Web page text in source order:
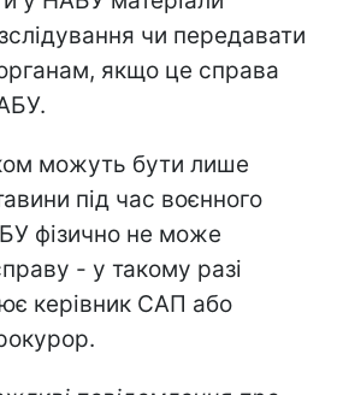
чи передавати
якщо це справа
можуть бути лише
під час воєнного
фізично не може
- у такому разі
керівник САП або